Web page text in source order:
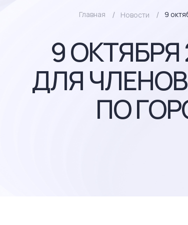
Главная Новости 9
9
ДЛЯ
ПО